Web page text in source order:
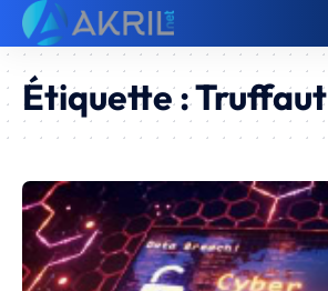
Étiquette :Truffaut